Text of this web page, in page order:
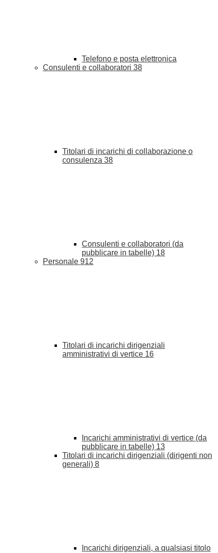
Telefono e posta elettronica
Consulenti e collaboratori 38
Titolari di incarichi di collaborazione o
consulenza 38
Consulenti e collaboratori (da
pubblicare in tabelle) 18
Personale 912
Titolari di incarichi dirigenziali
amministrativi di vertice 16
Incarichi amministrativi di vertice (da
pubblicare in tabelle) 13
Titolari di incarichi dirigenziali (dirigenti non
generali) 8
Incarichi dirigenziali, a qualsiasi titolo